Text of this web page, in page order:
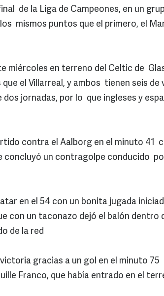
de la Liga de Campeones, en un
mismos puntos que el primero, el
miércoles en terreno del Celtic de
el Villarreal, y ambos tienen seis de
jornadas, por lo que ingleses y
contra el Aalborg en el minuto 41
concluyó un contragolpe conducido
en el 54 con un bonita jugada
con un taconazo dejó el balón dentro
de la red
gracias a un gol en el minuto 75
Franco, que había entrado en el